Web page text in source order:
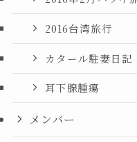
2016台湾旅行
カタール駐妻日記
耳下腺腫瘍
メンバー